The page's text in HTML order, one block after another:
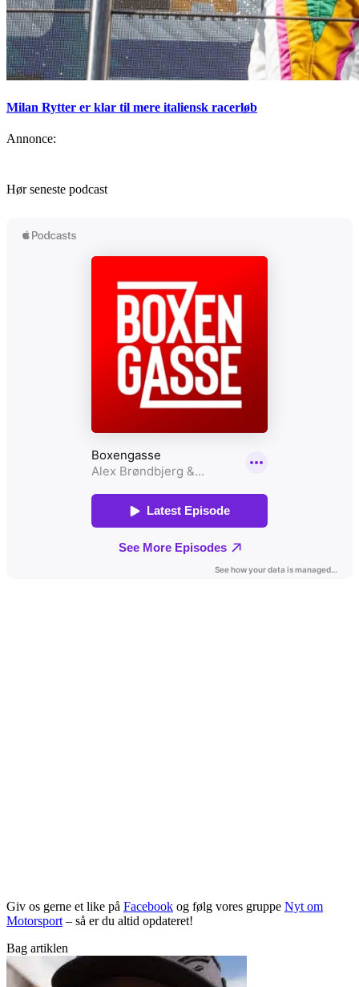
Milan Rytter er klar til mere italiensk racerløb
Annonce:
Hør seneste podcast
Giv os gerne et like på Facebook og følg vores gruppe Nyt om
Motorsport– så er du altid opdateret!
Bag artiklen